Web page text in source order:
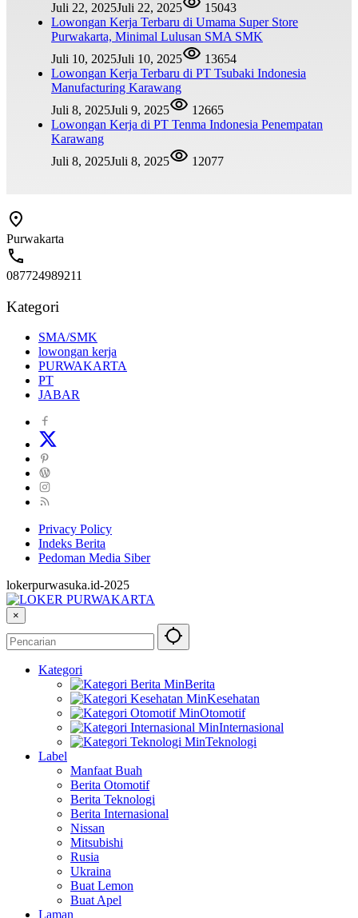
Juli 22, 2025Juli 22, 2025
15043
Lowongan Kerja Terbaru di Umama Super Store
Purwakarta, Minimal Lulusan SMA SMK
Juli 10, 2025Juli 10, 2025
13654
Lowongan Kerja Terbaru di PT Tsubaki Indonesia
Manufacturing Karawang
Juli 8, 2025Juli 9, 2025
12665
Lowongan Kerja di PT Tenma Indonesia Penempatan
Karawang
Juli 8, 2025Juli 8, 2025 12077
Purwakarta
087724989211
Kategori
SMA/SMK
lowongan kerja
PURWAKARTA
PT
JABAR
Privacy Policy
Indeks Berita
Pedoman Media Siber
lokerpurwasuka.id-2025
×
Kategori
Berita
Kesehatan
Otomotif
Internasional
Teknologi
Label
Manfaat Buah
Berita Otomotif
Berita Teknologi
Berita Internasional
Nissan
Mitsubishi
Rusia
Ukraina
Buat Lemon
Buat Apel
Laman